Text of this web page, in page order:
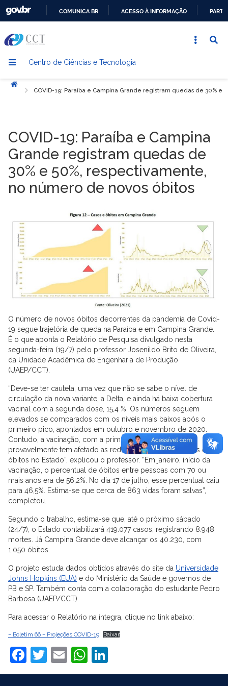
CONTEÚDO
COMUNICA BR ACESSO À INFORMAÇÃO
Centro de Ciências e Tecnologia
Início
COVID-19: Paraíba e Campina Grande registram quedas de 30% e
COVID-19: Paraíba e Campina
Grande registram quedas de
30% e 50%, respectivamente,
no número de novos óbitos
O número de novos óbitos decorrentes da pandemia de Covid-
19 segue trajetória de queda na Paraíba e em Campina Grande.
É o que aponta o Relatório de Pesquisa divulgado nesta
segunda-feira (19/7) pelo professor Josenildo Brito de Oliveira,
da Unidade Acadêmica de Engenharia de Produção
(UAEP/CCT).
“Deve-se ter cautela, uma vez que não se sabe o nível de
circulação da nova variante, a Delta, e ainda há baixa cobertura
vacinal com a segunda dose, 15,4 %. Os números seguem
elevados se comparados com os níveis mais baixos após o
primeiro pico, apontados em outubro e novembro de 2020.
Contudo, a vacinação, com a primeira/segunda dose
provavelmente tem afetado as reduções dos novos casos e
óbitos no Estado”, explicou o professor. “Em janeiro, início da
vacinação, o percentual de óbitos entre pessoas com 70 ou
mais anos era de 56,2%. No dia 17 de julho, esse percentual caiu
para 46,5%. Estima-se que cerca de 863 vidas foram salvas”,
completou.
Segundo o trabalho, estima-se que, até o próximo sábado
(24/7), o Estado contabilizará 419.077 casos, registrando 8.948
mortes. Já Campina Grande deve alcançar os 40.230, com
1.050 óbitos.
O projeto estuda dados obtidos através do site da Universidade
Johns Hopkins (EUA) e do Ministério da Saúde e governos de
PB e SP. Também conta com a colaboração do estudante Pedro
Barbosa (UAEP/CCT).
Para acessar o Relatório na íntegra, clique no link abaixo:
– Boletim 66 – Projeções COVID-19 Baixar
Facebook
Twitter
EmailWhatsApp